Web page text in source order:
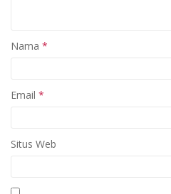
Nama *
Email *
Situs Web